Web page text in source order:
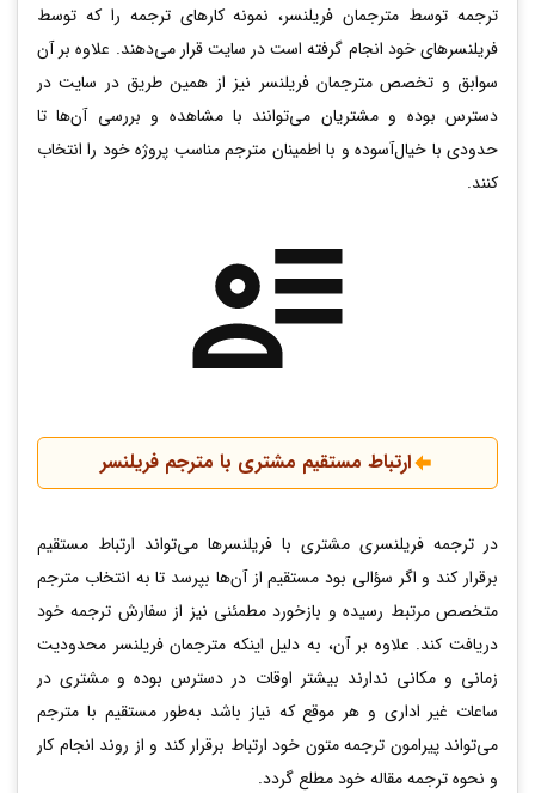
ترجمه توسط مترجمان فریلنسر، نمونه‌ کارهای ترجمه را که توسط
فریلنسرهای خود انجام‌ گرفته است در سایت قرار می‌دهند. علاوه بر آن
سوابق و تخصص مترجمان فریلنسر نیز از همین طریق در سایت در
دسترس بوده و مشتریان می‌توانند با مشاهده و بررسی آن‌ها تا
حدودی با خیال‌آسوده و با اطمینان مترجم مناسب پروژه خود را انتخاب
کنند.
ارتباط مستقیم مشتری با مترجم فریلنسر
در ترجمه فریلنسری مشتری با فریلنسرها می‌تواند ارتباط مستقیم
برقرار کند و اگر سؤالی بود مستقیم از آن‌ها بپرسد تا به انتخاب مترجم
متخصص مرتبط رسیده و بازخورد مطمئنی نیز از سفارش ترجمه خود
دریافت کند. علاوه بر آن، به دلیل اینکه مترجمان فریلنسر محدودیت
زمانی و مکانی ندارند بیشتر اوقات در دسترس بوده و مشتری در
ساعات غیر اداری و هر موقع که نیاز باشد به‌طور مستقیم با مترجم
می‌تواند پیرامون ترجمه متون خود ارتباط برقرار کند و از روند انجام کار
و نحوه ترجمه مقاله خود مطلع گردد.